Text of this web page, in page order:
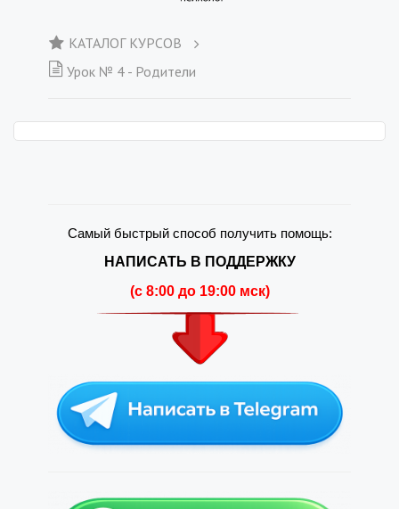
КАТАЛОГ КУРСОВ
Урок № 4 - Родители
Самый быстрый способ получить помощь:
НАПИСАТЬ В ПОДДЕРЖКУ
(c 8:00 до 19:00 мск)